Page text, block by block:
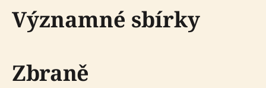
Významné sbírky
Zbraně